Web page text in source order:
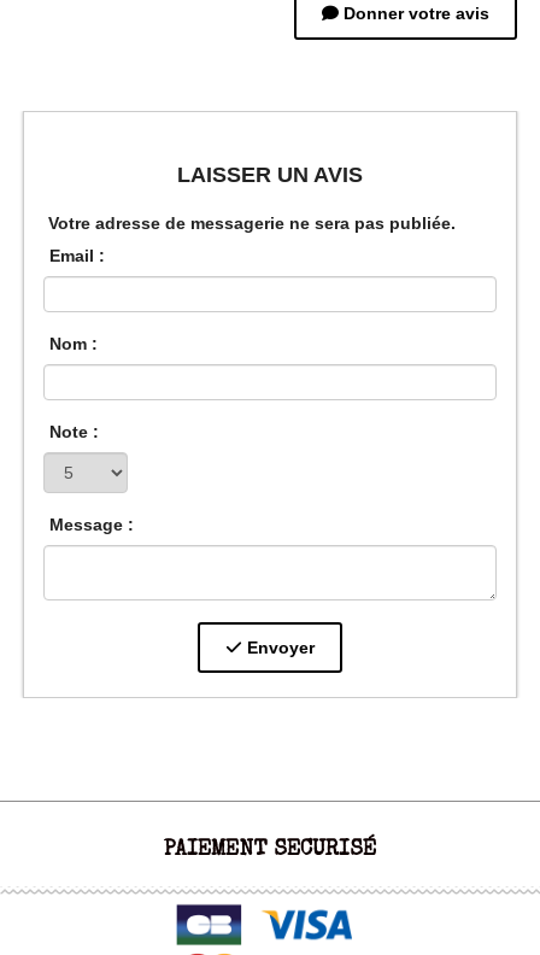
Donner votre avis
LAISSER UN AVIS
Votre adresse de messagerie ne sera pas publiée.
Email :
Nom :
Note :
Message :
Envoyer
PAIEMENT SECURISÉ